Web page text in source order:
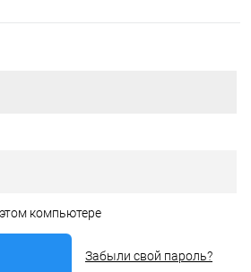
компьютере
Забыли свой пароль?